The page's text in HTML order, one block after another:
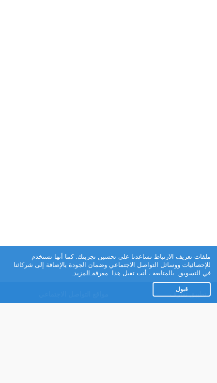
تطبيق تعارف
ملفات تعريف الارتباط تساعدنا على تحسين تجربتك. كما أنها تستخدم
للإحصائيات ووسائل التواصل الاجتماعي وضمان الجودة بالإضافة إلى شركائنا
في التسويق. بالمتابعة ، أنت تقبل هذا. معرفة المزيد .
قبول